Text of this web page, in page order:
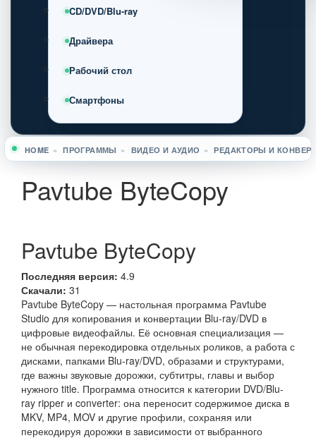
CD/DVD/Blu-ray
Драйвера
Рабочий стол
Смартфоны
Вы здесь
HOME » ПРОГРАММЫ » ВИДЕО И АУДИО » РЕДАКТОРЫ И
Pavtube ByteCopy
Pavtube ByteCopy
Последняя версия: 4.9
Скачали: 31
Pavtube ByteCopy — настольная программа Pavtube
Studio для копирования и конвертации Blu-ray/DVD в
цифровые видеофайлы. Её основная специализация —
не обычная перекодировка отдельных роликов, а работа с
дисками, папками Blu-ray/DVD, образами и структурами,
где важны звуковые дорожки, субтитры, главы и выбор
нужного title. Программа относится к категории DVD/Blu-
ray ripper и converter: она переносит содержимое диска в
MKV, MP4, MOV и другие профили, сохраняя или
перекодируя дорожки в зависимости от выбранного